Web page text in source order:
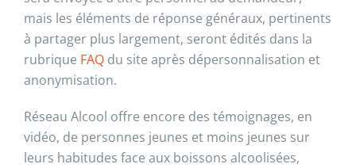
mais les éléments de réponse généraux, pertinents
à partager plus largement, seront édités dans la
rubrique FAQ du site après dépersonnalisation et
anonymisation.
Réseau Alcool offre encore des témoignages, en
vidéo, de personnes jeunes et moins jeunes sur
leurs habitudes face aux boissons alcoolisées,